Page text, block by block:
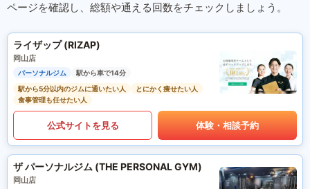
ページを確認し、総額や通える回数をチェックしましょう。
ライザップ (RIZAP)
岡山店
パーソナルジム
駅から車で14分
駅から5分以内のジムに通いたい人
とにかく痩せたい人
食事管理も任せたい人
公式サイトを見る 体験・相談予約
ザ パーソナルジム (THE PERSONAL GYM)
岡山店